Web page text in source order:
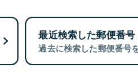
最近検索した郵便番号
過去に検索した郵便番号